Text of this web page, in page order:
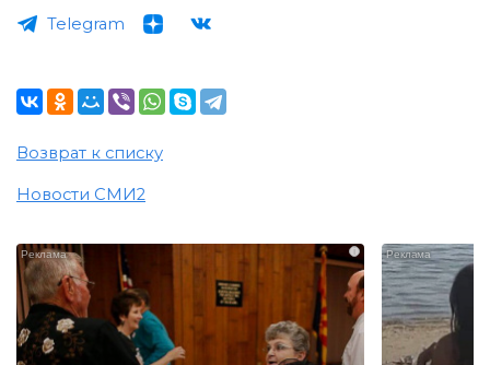
Telegram
Возврат к списку
Новости СМИ2
i